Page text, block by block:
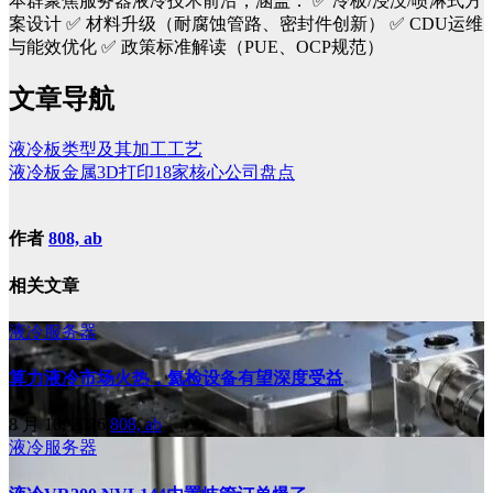
案设计 ✅ 材料升级（耐腐蚀管路、密封件创新）
✅ CDU运维
与能效优化 ✅ 政策标准解读（PUE、OCP规范）
文章导航
液冷板类型及其加工工艺
液冷板金属3D打印18家核心公司盘点
作者 808, ab
相关文章
液冷服务器
算力液冷市场火热，氦检设备有望深度受益
8 月 10, 2026 808, ab
液冷服务器